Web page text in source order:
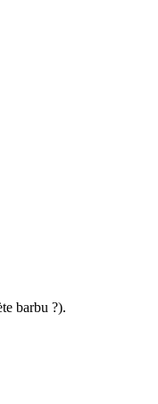
barbu ?).